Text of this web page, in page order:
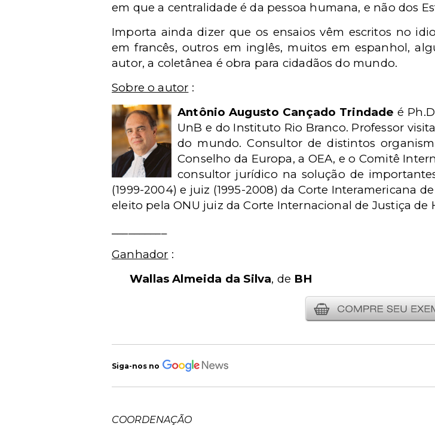
em que a centralidade é da pessoa humana, e não dos
Importa ainda dizer que os ensaios vêm escritos no
em francês, outros em inglês, muitos em espanhol,
autor, a coletânea é obra para cidadãos do mundo.
Sobre o autor :
Antônio Augusto Cançado Trindade é
UnB e do Instituto Rio Branco. Professor
do mundo. Consultor de distintos
Conselho da Europa, a OEA, e o Comitê
consultor jurídico na solução de
(1999-2004) e juiz (1995-2008) da Corte Interamericana
eleito pela ONU juiz da Corte Internacional de Justiça de
Ganhador :
Wallas Almeida da Silva, de BH
Siga-nos no
COORDENAÇÃO